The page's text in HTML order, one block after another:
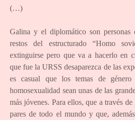
(…)
Galina y el diplomático son
restos del estructurado “Homo
extinguirse pero que va a hacerlo en
que fue la URSS desaparezca de las
es casual que los temas de
homosexualidad sean unas de las
más jóvenes. Para ellos, que a través
pares de todo el mundo y que,